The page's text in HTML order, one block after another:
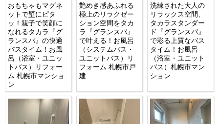
おもちゃもマグネ
ットで壁にピタ
ッ！親子で笑顔に
なれるタカラ『グ
ランスパ』の快適
バスタイム！お風
呂（浴室・ユニッ
トバス）リフォー
ム 札幌市マンショ
ン
艶めき感あふれる
極上のリラクゼー
ション空間をタカ
ラ『グランスパ』
で叶える！お風呂
（システムバス・
ユニットバス）リ
フォーム 札幌市戸
建
洗練された大人の
リラックス空間、
タカラスタンダー
ド『グランスパ』
で彩る上質なバス
タイム！お風呂
（浴室・ユニット
バス）札幌市マン
ション